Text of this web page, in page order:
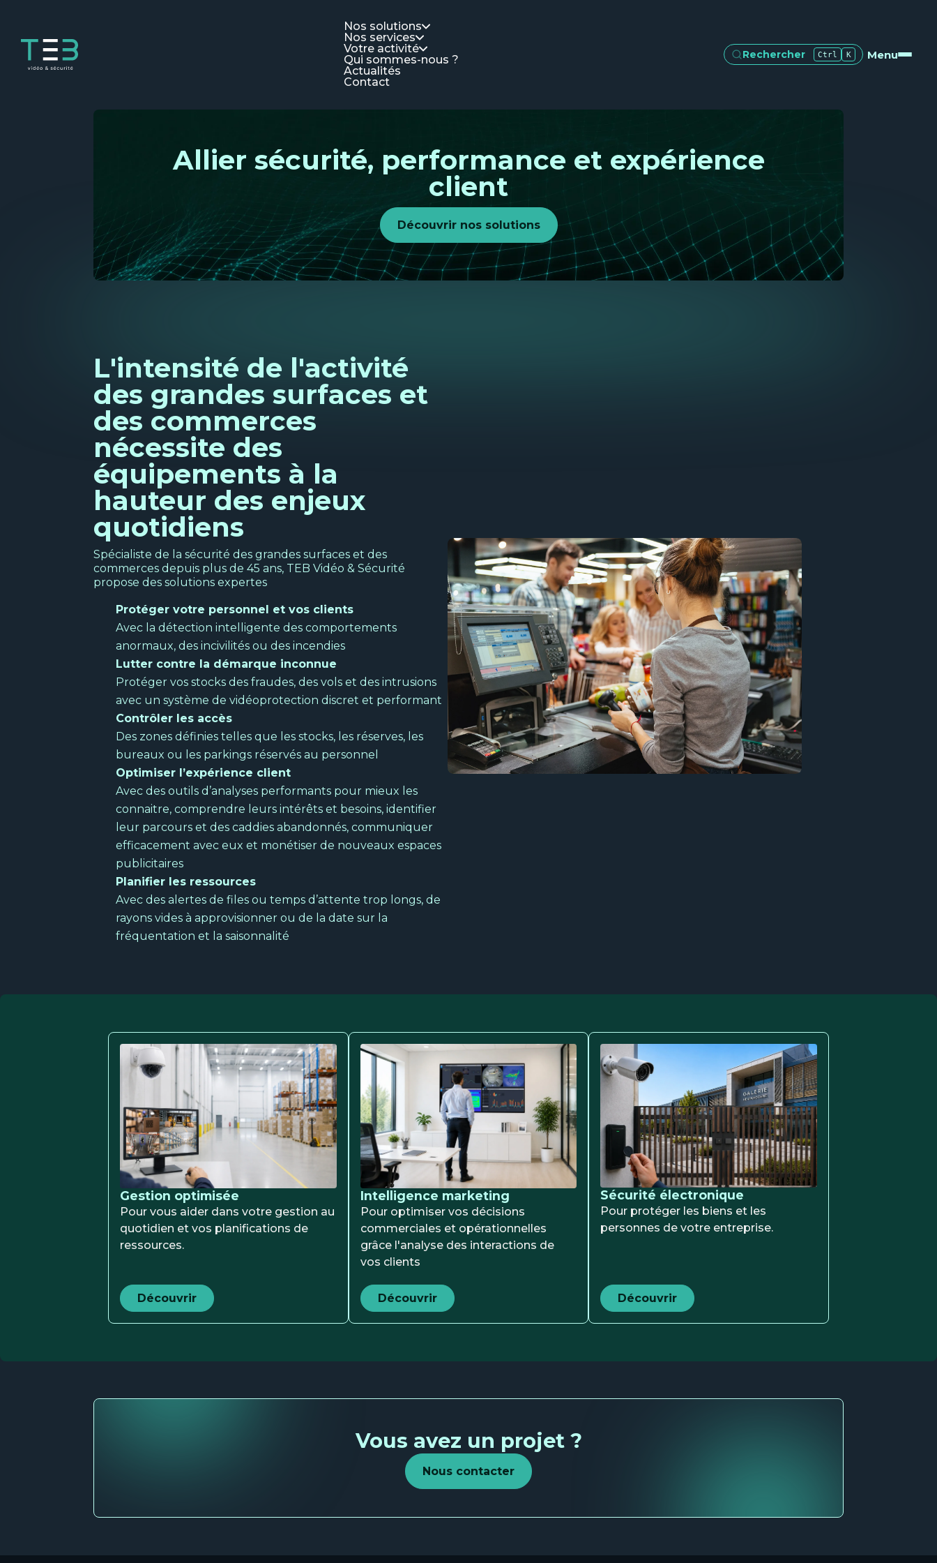
Nos solutions
Nos services
Votre activité
Qui sommes-nous ?
Actualités
Contact
Rechercher Ctrl K Menu
Allier sécurité, performance et expérience
client
Découvrir nos solutions
L'intensité de l'activité
des grandes surfaces et
des commerces
nécessite des
équipements à la
hauteur des enjeux
quotidiens
Spécialiste de la sécurité des grandes surfaces et des
commerces depuis plus de 45 ans, TEB Vidéo & Sécurité
propose des solutions expertes
Protéger votre personnel et vos clients
Avec la détection intelligente des comportements
anormaux, des incivilités ou des incendies
Lutter contre la démarque inconnue
Protéger vos stocks des fraudes, des vols et des intrusions
avec un système de vidéoprotection discret et performant
Contrôler les accès
Des zones définies telles que les stocks, les réserves, les
bureaux ou les parkings réservés au personnel
Optimiser l’expérience client
Avec des outils d’analyses performants pour mieux les
connaitre, comprendre leurs intérêts et besoins, identifier
leur parcours et des caddies abandonnés, communiquer
efficacement avec eux et monétiser de nouveaux espaces
publicitaires
Planifier les ressources
Avec des alertes de files ou temps d’attente trop longs, de
rayons vides à approvisionner ou de la date sur la
fréquentation et la saisonnalité
Gestion optimisée
Pour vous aider dans votre gestion au
quotidien et vos planifications de
ressources.
Découvrir
Intelligence marketing
Pour optimiser vos décisions
commerciales et opérationnelles
grâce l'analyse des interactions de
vos clients
Découvrir
Sécurité électronique
Pour protéger les biens et les
personnes de votre entreprise.
Découvrir
Vous avez un projet ?
Nous contacter